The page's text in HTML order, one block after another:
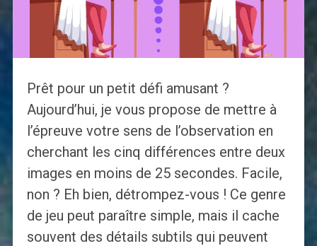
Prêt pour un petit défi amusant ?
Aujourd’hui, je vous propose de mettre à
l’épreuve votre sens de l’observation en
cherchant les cinq différences entre deux
images en moins de 25 secondes. Facile,
non ? Eh bien, détrompez-vous ! Ce genre
de jeu peut paraître simple, mais il cache
souvent des détails subtils qui peuvent